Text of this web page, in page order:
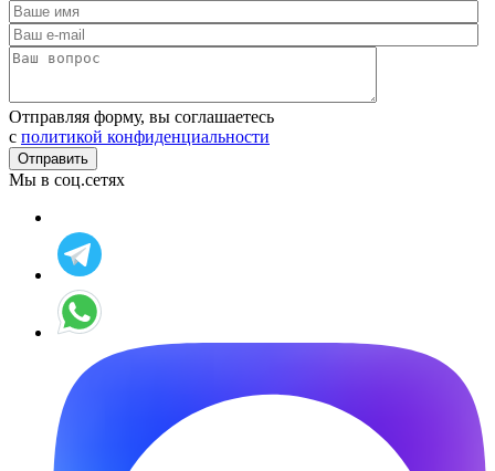
Отправляя форму, вы соглашаетесь
c политикой конфиденциальности
Мы в соц.сетях